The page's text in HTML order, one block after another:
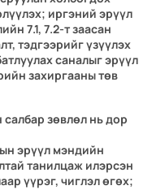
иргэний эрүүл
7.1, 7.2-т заасан
тэдгээрийг үзүүлэх
саналыг эрүүл
захиргааны төв
зөвлөл нь дор
эрүүл мэндийн
танилцаж илэрсэн
үүрэг, чиглэл өгөх;